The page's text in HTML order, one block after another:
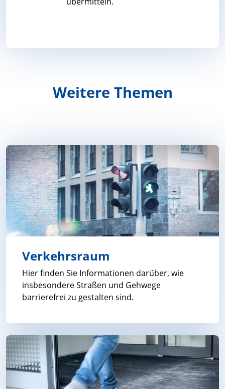
Weitere Themen
Verkehrsraum
Hier finden Sie Informationen darüber, wie
insbesondere Straßen und Gehwege
barrierefrei zu gestalten sind.